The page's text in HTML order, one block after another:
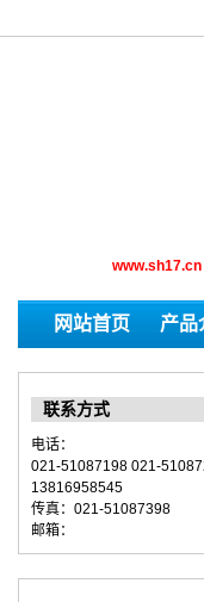
www.sh17.cn
网站首页 产品
联系方式
电话：
021-51087198 021-
13816958545
传真：021-51087398
邮箱：